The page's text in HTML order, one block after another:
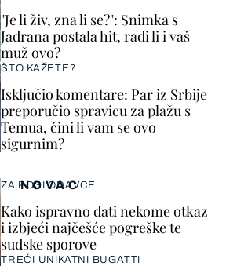
"Je li živ, zna li se?": Snimka s
Jadrana postala hit, radi li i vaš
muž ovo?
ŠTO KAŽETE?
Isključio komentare: Par iz Srbije
preporučio spravicu za plažu s
Temua, čini li vam se ovo
sigurnim?
NOVAC
ZA POSLODAVCE
Kako ispravno dati nekome otkaz
i izbjeći najčešće pogreške te
sudske sporove
TREĆI UNIKATNI BUGATTI